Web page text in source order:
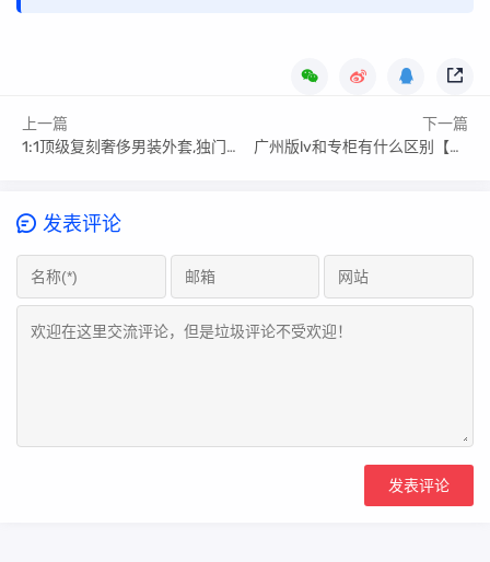
上一篇
1:1顶级复刻奢侈男装外套,独门技巧建议收藏!
下一篇
广州版lv和专柜有什么区别【广州lv专柜地址查询】
发表评论